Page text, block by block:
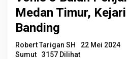
Medan Timur,
Banding
Robert Tarigan SH
22 Mei 2024
Sumut
3157 Dilihat